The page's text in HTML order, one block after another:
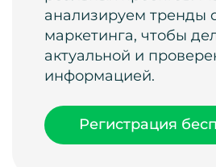
анализируем тренды
маркетинга, чтобы
актуальной и
информацией.
Регистрация